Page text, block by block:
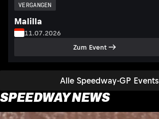
Alle Speedway-GP Events
VERGANGEN
Malilla
11.07.2026
Zum Event
SPEEDWAY NEWS